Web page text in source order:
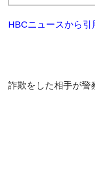
HBCニュースから引
詐欺をした相手が警